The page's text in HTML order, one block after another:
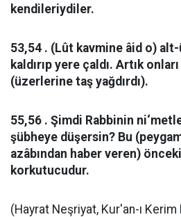
kendileriydiler.
53,54 . (Lût kavmine âid o)
kaldırıp yere çaldı. Artık
(üzerlerine taş yağdırdı).
55,56 . Şimdi Rabbinin
şübheye düşersin? Bu
azâbından haber veren)
korkutucudur.
(Hayrat Neşriyat, Kur'an-ı Kerim